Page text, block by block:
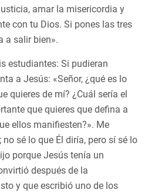
amar la misericordia y
con tu Dios. Si pones las tres
a salir bien».
estudiantes: Si pudieran
a Jesús: «Señor, ¿qué es lo
quieres de mí? ¿Cuál sería el
que quieres que defina a
ellos manifiesten?». Me
sé lo que Él diría, pero sí sé lo
porque Jesús tenía un
después de la
y que escribió uno de los